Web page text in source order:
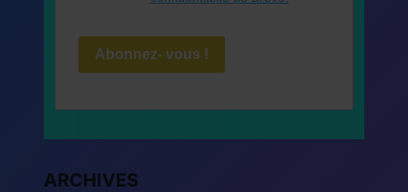
Abonnez- vous !
ARCHIVES